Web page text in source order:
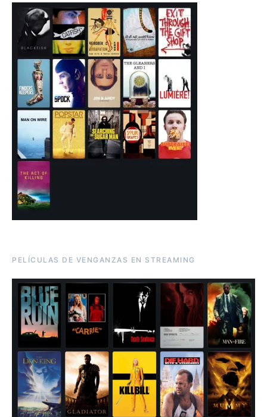
PELÍCULAS DE VENGANZAS EN STREAMING